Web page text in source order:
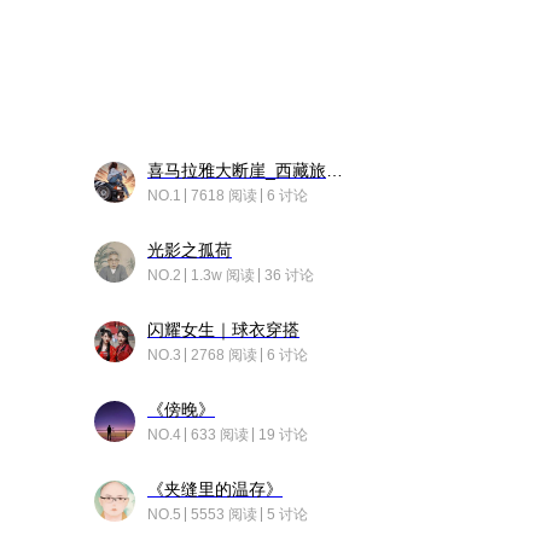
NO.1 7618 阅读 6 讨论
光影之孤荷
NO.2 1.3w 阅读 36 讨论
闪耀女生｜球衣穿搭
NO.3 2768 阅读 6 讨论
《傍晚》
NO.4 633 阅读 19 讨论
《夹缝里的温存》
NO.5 5553 阅读 5 讨论